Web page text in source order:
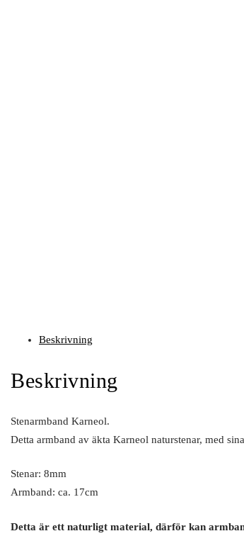
Beskrivning
Beskrivning
Stenarmband Karneol.
Detta armband av äkta Karneol naturstenar, med
Stenar: 8mm
Armband: ca. 17cm
Detta är ett naturligt material, därför kan